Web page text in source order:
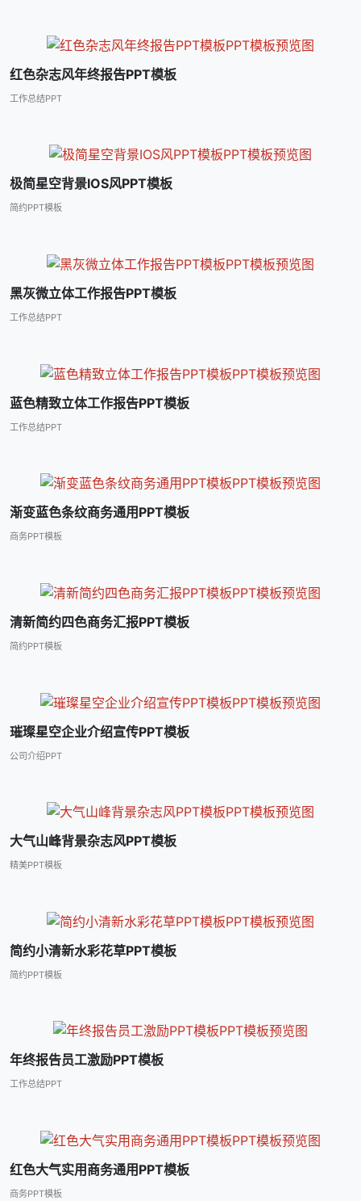
红色杂志风年终报告PPT模板
工作总结PPT
极简星空背景IOS风PPT模板
简约PPT模板
黑灰微立体工作报告PPT模板
工作总结PPT
蓝色精致立体工作报告PPT模板
工作总结PPT
渐变蓝色条纹商务通用PPT模板
商务PPT模板
清新简约四色商务汇报PPT模板
简约PPT模板
璀璨星空企业介绍宣传PPT模板
公司介绍PPT
大气山峰背景杂志风PPT模板
精美PPT模板
简约小清新水彩花草PPT模板
简约PPT模板
年终报告员工激励PPT模板
工作总结PPT
红色大气实用商务通用PPT模板
商务PPT模板